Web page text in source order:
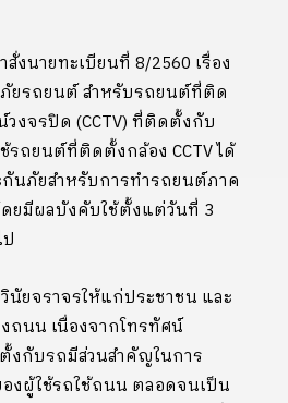
งนายทะเบียนที่ 8/2560 เรื่อง
ยรถยนต์ สำหรับรถยนต์ที่ติด
งจรปิด (CCTV) ที่ติดตั้งกับ
รถยนต์ที่ติดตั้งกล้อง CCTV ได้
นภัยสำหรับการทำรถยนต์ภาค
ดยมีผลบังคับใช้ตั้งแต่วันที่ 3
นัยจราจรให้แก่ประชาชน และ
นน เนื่องจากโทรทัศน์
งกับรถมีส่วนสำคัญในการ
งผู้ใช้รถใช้ถนน ตลอดจนเป็น